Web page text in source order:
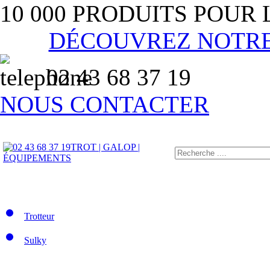
10 000 PRODUITS
DÉCOUVREZ
02 43 68 37 19
NOUS CONTACTER
TROT | GALOP |
ÉQUIPEMENTS
Trotteur
Sulky